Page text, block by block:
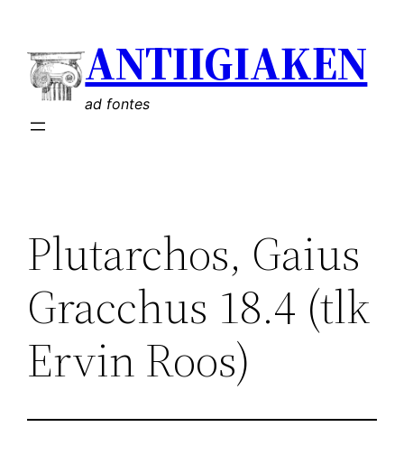
sisu
juurde
ANTIIGIAKEN
ad fontes
Plutarchos, Gaius
Gracchus 18.4 (tlk
Ervin Roos)